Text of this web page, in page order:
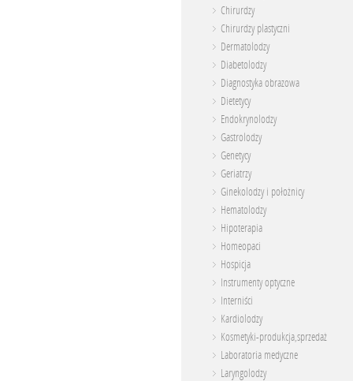
Chirurdzy
Chirurdzy plastyczni
Dermatolodzy
Diabetolodzy
Diagnostyka obrazowa
Dietetycy
Endokrynolodzy
Gastrolodzy
Genetycy
Geriatrzy
Ginekolodzy i położnicy
Hematolodzy
Hipoterapia
Homeopaci
Hospicja
Instrumenty optyczne
Interniści
Kardiolodzy
Kosmetyki-produkcja,sprzedaż
Laboratoria medyczne
Laryngolodzy